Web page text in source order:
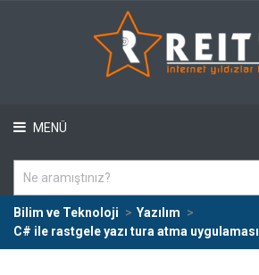
MENÜ
Bilim ve Teknoloji
Yazılım
C# ile rastgele yazı tura atma uygulaması